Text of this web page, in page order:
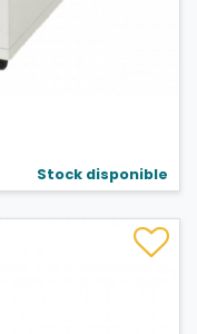
Stock disponible